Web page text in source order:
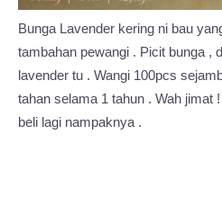
Bunga Lavender kering ni bau
tambahan pewangi . Picit bunga ,
lavender tu . Wangi 100pcs
tahan selama 1 tahun . Wah jimat
beli lagi nampaknya .